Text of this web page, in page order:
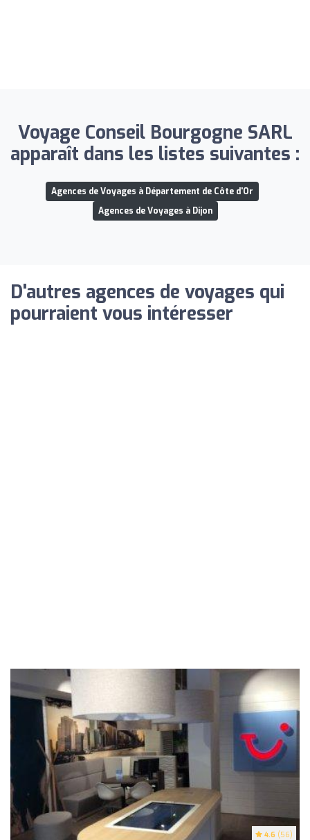
Voyage Conseil Bourgogne SARL
apparaît dans les listes suivantes :
Agences de Voyages à Département de Côte d'Or
Agences de Voyages à Dijon
D'autres agences de voyages qui
pourraient vous intéresser
4.6 (56)